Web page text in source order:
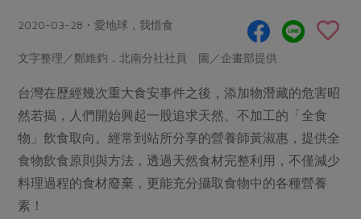
畜產肉類
水畜加工品
調理食材・點心
調味醬料/南北貨 烘焙
休閒零嘴 沖泡飲品
保健食品
料理方式
醬料
湯品．鍋物
漬物
涼拌沙拉
合作25-經典快閃最後一週
合作25-精選產品第四彈
更多當季產品
議題活動
主婦聯盟X樂齡網特約優惠案
廚房瑜伽
減硝酸鹽 惜食
非基改運動 支持本土農糧
廢核運動 能源議題
減添加物 減塑減廢
產品檢驗
自主把關
檢驗報告
硝酸鹽檢驗
社員權益
2020-03-28・愛地球，我惜食
文字整理／鄭維鈞．北南分社社員 圖／企畫部提供
台灣在歷經幾次重大食安事件之後，添加物潛藏的危害昭
然若揭，人們開始興起一股追求天然、不加工的「全食
物」飲食取向。經常到站所分享的營養師黃淑惠，提供全
食物飲食原則與方法，透過天然食材完整利用，不僅減少
料理過程的食材廢棄，更能充分攝取食物中的各種營養
素！